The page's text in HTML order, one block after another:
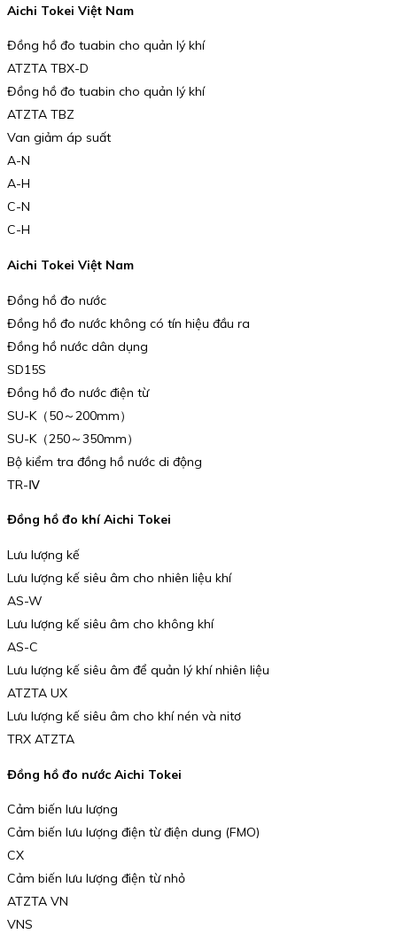
Aichi Tokei Việt Nam
Đồng hồ đo tuabin cho quản lý khí
ATZTA TBX-D
Đồng hồ đo tuabin cho quản lý khí
ATZTA TBZ
Van giảm áp suất
A-N
A-H
C-N
C-H
Aichi Tokei Việt Nam
Đồng hồ đo nước
Đồng hồ đo nước không có tín hiệu đầu ra
Đồng hồ nước dân dụng
SD15S
Đồng hồ đo nước điện từ
SU-K（50～200mm）
SU-K（250～350mm）
Bộ kiểm tra đồng hồ nước di động
TR-Ⅳ
Đồng hồ đo khí Aichi Tokei
Lưu lượng kế
Lưu lượng kế siêu âm cho nhiên liệu khí
AS-W
Lưu lượng kế siêu âm cho không khí
AS-C
Lưu lượng kế siêu âm để quản lý khí nhiên liệu
ATZTA UX
Lưu lượng kế siêu âm cho khí nén và nitơ
TRX ATZTA
Đồng hồ đo nước Aichi Tokei
Cảm biến lưu lượng
Cảm biến lưu lượng điện từ điện dung (FMO)
CX
Cảm biến lưu lượng điện từ nhỏ
ATZTA VN
VNS